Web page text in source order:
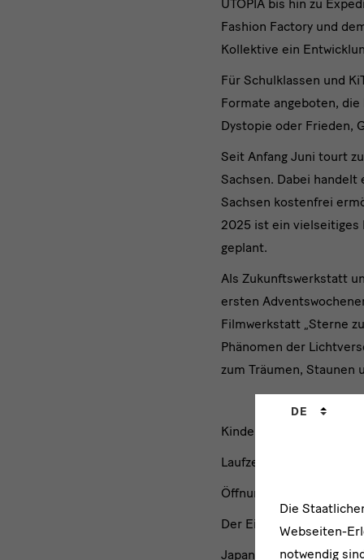
großen
UTOPIA bis hin zu
Fashion Factory und
Kollektive ein
Für Schulklassen und
Formate angeboten,
Dystopie oder Frieden,
Seit Anfang Juni tourt
Sachsen. Dabei
Sachsen kostenfrei
2025 ist ein vielseitiges
geplant.
Als Zukunftswerkstatt
ersten
Filmwerkstatt „Sterne
Phänomen der
zum Träumen, Staunen
Kinderbiennale „PLANET
Laufzeit: 01.06.2024 –
Öffnungszeiten: 10 – 18
Der Eintritt ist frei.
Japanisches Palais,
DE
Die
Webseiten-
notwendig